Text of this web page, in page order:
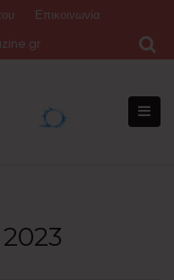
Επικοινωνία